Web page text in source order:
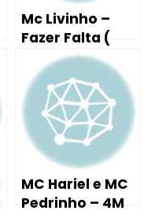
Mc Livinho –
Fazer Falta (
Tutorial Aula
Piano / Teclado
) DJ DAVID MM
MC Hariel e MC
Pedrinho – 4M